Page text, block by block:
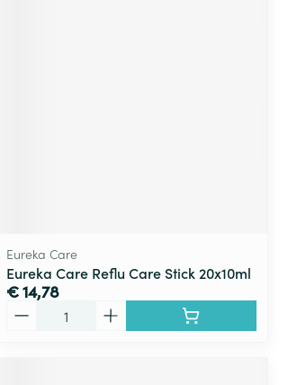
Eureka Care
Eureka Care Reflu Care Stick 20x10ml
€ 14,78